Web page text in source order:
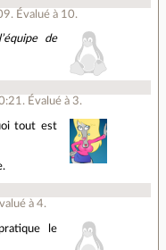
. Évalué à 10.
de
. Évalué à 3.
tout est
à4.
le